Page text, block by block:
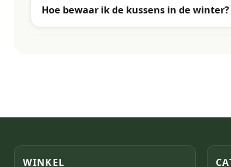
Hoe bewaar ik de kussens in de winter?
WINKEL